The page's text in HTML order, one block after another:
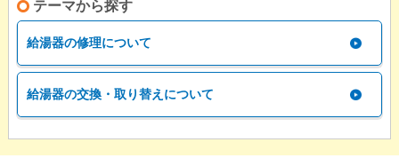
テーマから探す
給湯器の修理について
給湯器の交換・取り替えについて